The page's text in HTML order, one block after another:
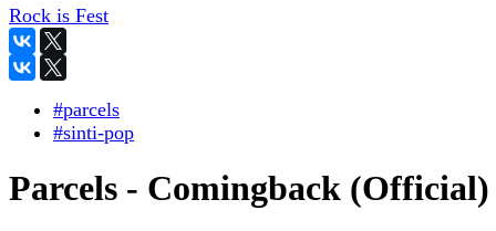
Rock is Fest
#parcels
#sinti-pop
Parcels - Comingback (Official)